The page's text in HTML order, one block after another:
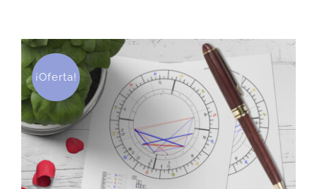
COP$
196,000.
COP$
158,000.
¡Oferta!